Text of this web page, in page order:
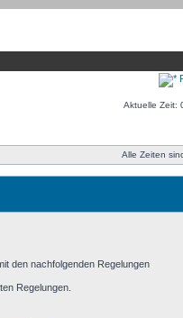
Aktuelle Zeit:
Alle Zeiten
den nachfolgenden Regelungen
Regelungen.